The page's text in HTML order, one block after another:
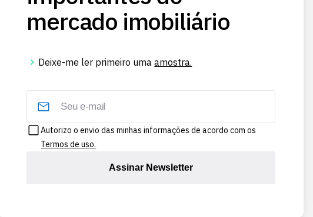
mercado imobiliário
Deixe-me ler primeiro umaamostra.
Autorizo o envio das minhas informações de acordo com os
Termos de uso.
Assinar Newsletter